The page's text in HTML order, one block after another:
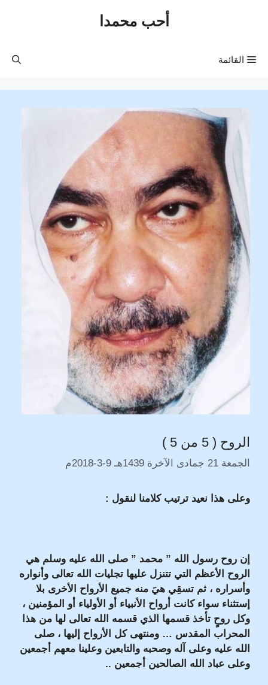
أحب محمدا
القائمة
الروح ( 5 من 5 )
الجمعة 21 جمادى الآخرة 1439هـ 9-3-2018م
وعلى هذا نعيد ترتيب كلامنا لنقول :
إن روح رسول الله ” محمد ” صلى الله عليه وسلم هي
الروح الأعظم التي تتنزل عليها تجليات الله تعالى وأنواره
وأسراره ، ثم تسقِي هيَ منه جميع الأرواح الأخرى بلا
إستثناء سواء كانت أرواح الأنبياء أو الأولياء أو المؤمنين ،
وكل روحٍ تأخذ قسمها الذي قسمه الله تعالى لها من هذا
المحراب المقدس … ومنتهى كل الأرواح إليها ، صلى
الله عليه وعلى آله وصحبه والتابعين وعلينا معهم أجمعين
وعلى عباد الله الصالحين أجمعين ..